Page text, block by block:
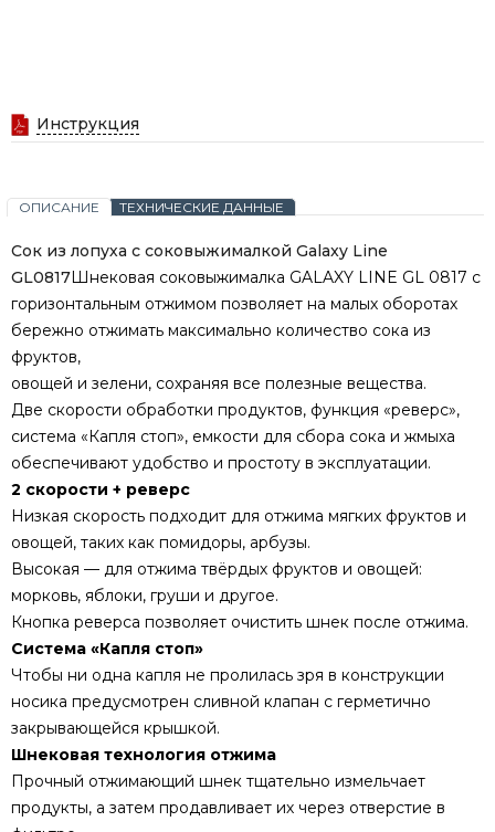
Инструкция
ОПИСАНИЕ ТЕХНИЧЕСКИЕ ДАННЫЕ
Сок из лопуха с соковыжималкой Galaxy Line
GL0817Шнековая соковыжималка GALAXY LINE GL 0817 с
горизонтальным отжимом позволяет на малых оборотах
бережно отжимать максимально количество сока из
фруктов,
овощей и зелени, сохраняя все полезные вещества.
Две скорости обработки продуктов, функция «реверс»,
система «Капля стоп», емкости для сбора сока и жмыха
обеспечивают удобство и простоту в эксплуатации.
2 скорости + реверс
Низкая скорость подходит для отжима мягких фруктов и
овощей, таких как помидоры, арбузы.
Высокая — для отжима твёрдых фруктов и овощей:
морковь, яблоки, груши и другое.
Кнопка реверса позволяет очистить шнек после отжима.
Система «Капля стоп»
Чтобы ни одна капля не пролилась зря в конструкции
носика предусмотрен сливной клапан с герметично
закрывающейся крышкой.
Шнековая технология отжима
Прочный отжимающий шнек тщательно измельчает
продукты, а затем продавливает их через отверстие в